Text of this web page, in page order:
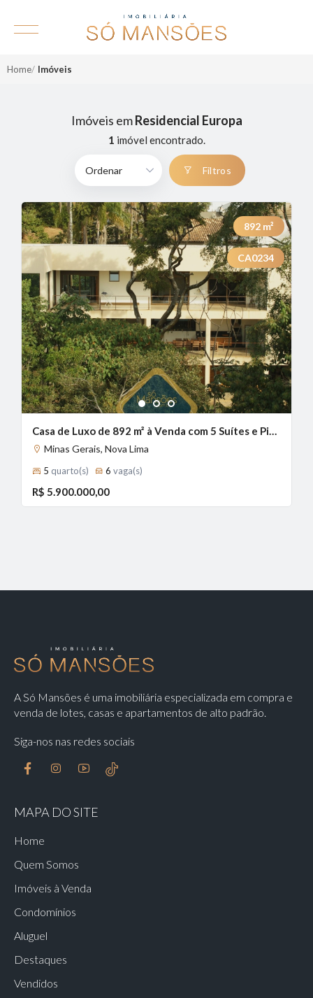
Home Imóveis
Imóveis emResidencial Europa
1 imóvel encontrado.
Filtros
1 2 3
892 m²
CA0234
Casa de Luxo de 892 m² à Venda com 5 Suítes e Piscina Aquecida no Residencial Europa, Nova Lima - MG
Minas Gerais, Nova Lima
5 quarto(s) 6 vaga(s)
R$ 5.900.000,00
A Só Mansões é uma imobiliária especializada em compra e
venda de lotes, casas e apartamentos de alto padrão.
Siga-nos nas redes sociais
MAPA DO SITE
Home
Quem Somos
Imóveis à Venda
Condomínios
Aluguel
Destaques
Vendidos